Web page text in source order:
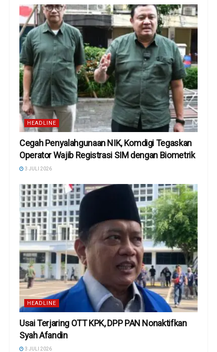
HEADLINE
Cegah Penyalahgunaan NIK, Komdigi Tegaskan
Operator Wajib Registrasi SIM dengan Biometrik
3 JULI 2026
HEADLINE
Usai Terjaring OTT KPK, DPP PAN Nonaktifkan
Syah Afandin
3 JULI 2026